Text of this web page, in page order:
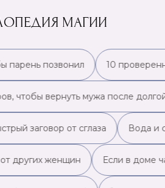
МАГИИ
парень позвонил 10
чтобы вернуть мужа после
заговор от сглаза Вода и
других женщин Если в доме